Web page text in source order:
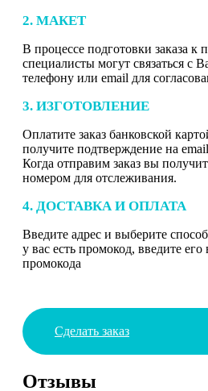
2. МАКЕТ
В процессе подготовки заказа к
специалисты могут связаться с
телефону или email для
3. ИЗГОТОВЛЕНИЕ
Оплатите заказ банковской
получите подтверждение на
Когда отправим заказ вы
номером для отслеживания.
4. ДОСТАВКА И ОПЛАТА
Введите адрес и выберите
у вас есть промокод, введите
промокода
Сделать заказ
Отзывы